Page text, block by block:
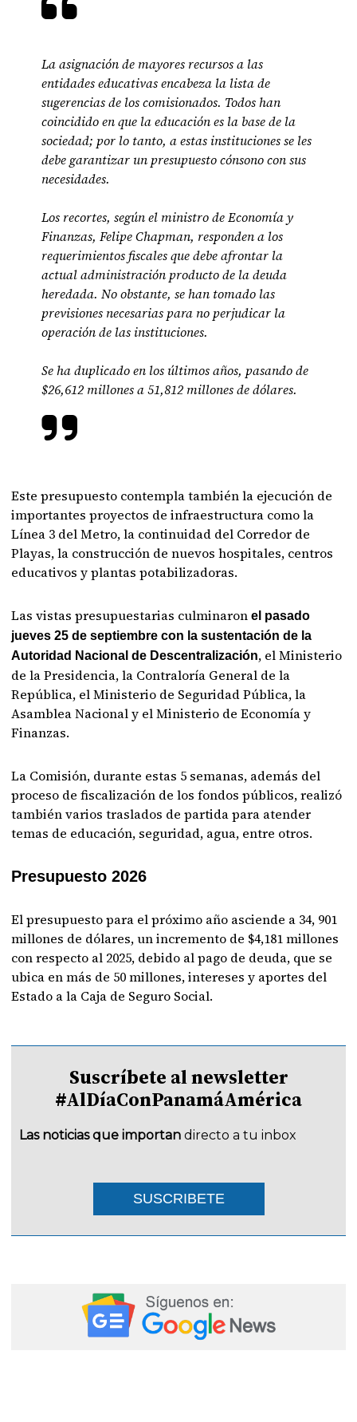
La asignación de mayores recursos a las
entidades educativas encabeza la lista de
sugerencias de los comisionados. Todos han
coincidido en que la educación es la base de la
sociedad; por lo tanto, a estas instituciones se les
debe garantizar un presupuesto cónsono con sus
necesidades.
Los recortes, según el ministro de Economía y
Finanzas, Felipe Chapman, responden a los
requerimientos fiscales que debe afrontar la
actual administración producto de la deuda
heredada. No obstante, se han tomado las
previsiones necesarias para no perjudicar la
operación de las instituciones.
Se ha duplicado en los últimos años, pasando de
$26,612 millones a 51,812 millones de dólares.
Este presupuesto contempla también la ejecución de
importantes proyectos de infraestructura como la
Línea 3 del Metro, la continuidad del Corredor de
Playas, la construcción de nuevos hospitales, centros
educativos y plantas potabilizadoras.
Las vistas presupuestarias culminaronel pasado
jueves 25 de septiembre con la sustentación de la
Autoridad Nacional de Descentralización, el Ministerio
de la Presidencia, la Contraloría General de la
República, el Ministerio de Seguridad Pública, la
Asamblea Nacional y el Ministerio de Economía y
Finanzas.
La Comisión, durante estas 5 semanas, además del
proceso de fiscalización de los fondos públicos, realizó
también varios traslados de partida para atender
temas de educación, seguridad, agua, entre otros.
Presupuesto 2026
El presupuesto para el próximo año asciende a 34, 901
millones de dólares, un incremento de $4,181 millones
con respecto al 2025, debido al pago de deuda, que se
ubica en más de 50 millones, intereses y aportes del
Estado a la Caja de Seguro Social.
Suscríbete al newsletter
#AlDíaConPanamáAmérica
Las noticias que importan directo a tu inbox
SUSCRIBETE